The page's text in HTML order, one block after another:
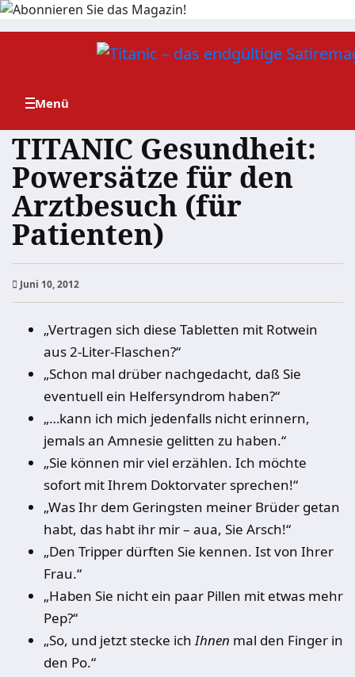
Zum
TITANIC Gesundheit:
Powersätze für den
Arztbesuch (für
Patienten)
Juni 10, 2012
„Vertragen sich diese Tabletten mit Rotwein
aus 2-Liter-Flaschen?“
„Schon mal drüber nachgedacht, daß Sie
eventuell ein Helfersyndrom haben?“
„…kann ich mich jedenfalls nicht erinnern,
jemals an Amnesie gelitten zu haben.“
„Sie können mir viel erzählen. Ich möchte
sofort mit Ihrem Doktorvater sprechen!“
„Was Ihr dem Geringsten meiner Brüder getan
habt, das habt ihr mir – aua, Sie Arsch!“
„Den Tripper dürften Sie kennen. Ist von Ihrer
Frau.“
„Haben Sie nicht ein paar Pillen mit etwas mehr
Pep?“
„So, und jetzt stecke ichIhnen mal den Finger in
den Po.“